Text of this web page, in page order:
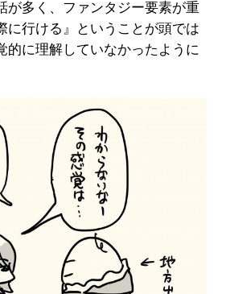
が多く、ファンタジー要素が重
に行ける』ということが頭では
的に理解していなかったように